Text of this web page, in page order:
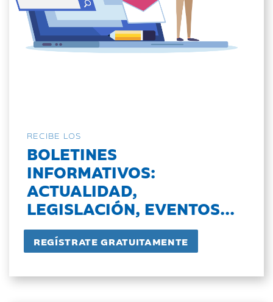
RECIBE LOS
BOLETINES
INFORMATIVOS:
ACTUALIDAD,
LEGISLACIÓN, EVENTOS...